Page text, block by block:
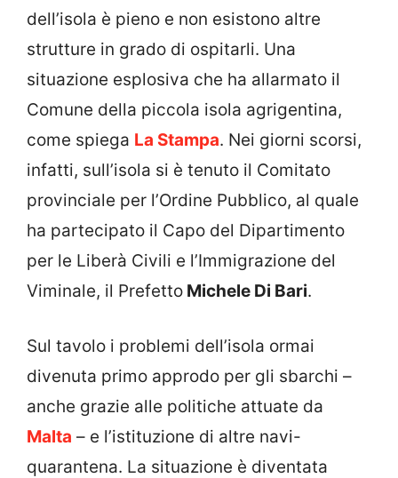
dell’isola è pieno e non esistono altre
strutture in grado di ospitarli. Una
situazione esplosiva che ha allarmato il
Comune della piccola isola agrigentina,
come spiega La Stampa. Nei giorni scorsi,
infatti, sull’isola si è tenuto il Comitato
provinciale per l’Ordine Pubblico, al quale
ha partecipato il Capo del Dipartimento
per le Liberà Civili e l’Immigrazione del
Viminale, il Prefetto Michele Di Bari.
Sul tavolo i problemi dell’isola ormai
divenuta primo approdo per gli sbarchi –
anche grazie alle politiche attuate da
Malta – e l’istituzione di altre navi-
quarantena. La situazione è diventata